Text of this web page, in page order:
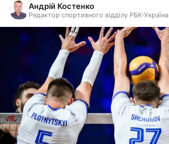
Андрій Костенко
Редактор спортивного відділу РБК-Україна